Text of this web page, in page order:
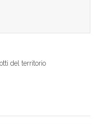
del territorio